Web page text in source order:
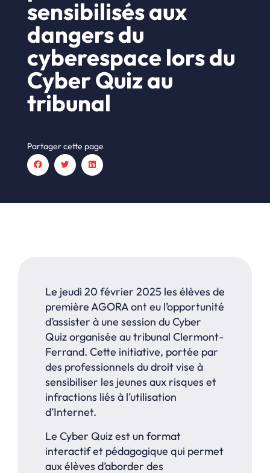
sensibilisés aux
dangers du
cyberespace lors du
Cyber Quiz au
tribunal
Partager cette page
Le jeudi 20 février 2025 les élèves de
première AGORA ont eu l’opportunité
d’assister à une session du Cyber
Quiz organisée au tribunal Clermont-
Ferrand. Cette initiative, portée par
des professionnels du droit vise à
sensibiliser les jeunes aux risques et
infractions liés à l’utilisation
d’Internet.
Le Cyber Quiz est un format
interactif et pédagogique qui permet
aux élèves d’aborder des